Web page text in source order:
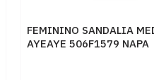
FEMININO SANDALIA
AYEAYE 506F1579 NAPA